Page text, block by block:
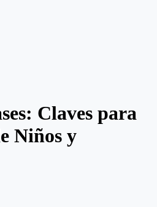
Claves para
Niños y